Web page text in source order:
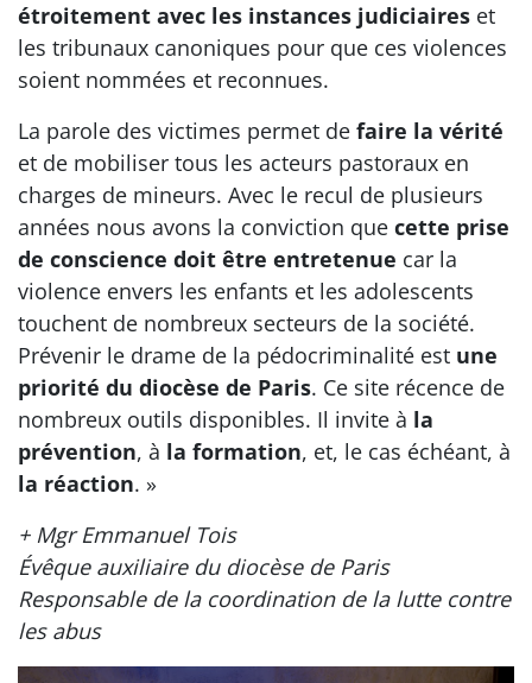
étroitement avec les instances judiciaires et
les tribunaux canoniques pour que ces violences
soient nommées et reconnues.
La parole des victimes permet de faire la vérité
et de mobiliser tous les acteurs pastoraux en
charges de mineurs. Avec le recul de plusieurs
années nous avons la conviction que cette prise
de conscience doit être entretenue car la
violence envers les enfants et les adolescents
touchent de nombreux secteurs de la société.
Prévenir le drame de la pédocriminalité est une
priorité du diocèse de Paris. Ce site récence de
nombreux outils disponibles. Il invite à la
prévention, à la formation, et, le cas échéant, à
la réaction. »
+ Mgr Emmanuel Tois
Évêque auxiliaire du diocèse de Paris
Responsable de la coordination de la lutte contre
les abus